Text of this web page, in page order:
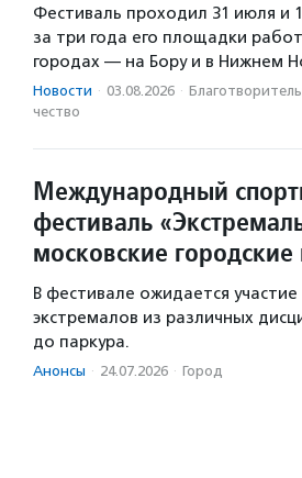
Фестиваль проходил 31 июля и
за три года его площадки
городах — на Бору и в Нижнем
Новости · 03.08.2026 ·
чест­во
Международный
фестиваль
московские городские
В фестивале ожидается
экстремалов из различных
до паркура.
Анонсы · 24.07.2026 · Город